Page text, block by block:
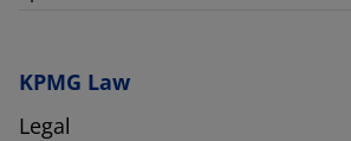
KPMG Law
Legal